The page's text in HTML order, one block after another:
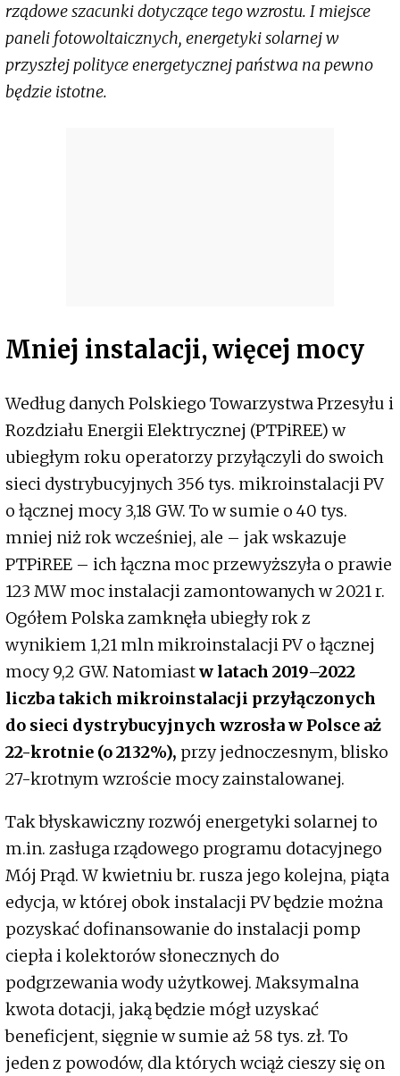
rządowe szacunki dotyczące tego wzrostu. I miejsce
paneli fotowoltaicznych, energetyki solarnej w
przyszłej polityce energetycznej państwa na pewno
będzie istotne.
Mniej instalacji, więcej mocy
Według danych Polskiego Towarzystwa Przesyłu i
Rozdziału Energii Elektrycznej (PTPiREE) w
ubiegłym roku operatorzy przyłączyli do swoich
sieci dystrybucyjnych 356 tys. mikroinstalacji PV
o łącznej mocy 3,18 GW. To w sumie o 40 tys.
mniej niż rok wcześniej, ale – jak wskazuje
PTPiREE – ich łączna moc przewyższyła o prawie
123 MW moc instalacji zamontowanych w 2021 r.
Ogółem Polska zamknęła ubiegły rok z
wynikiem 1,21 mln mikroinstalacji PV o łącznej
mocy 9,2 GW. Natomiastw latach 2019–2022
liczba takich mikroinstalacji przyłączonych
do sieci dystrybucyjnych wzrosła w Polsce aż
22-krotnie (o 2132%), przy jednoczesnym, blisko
27-krotnym wzroście mocy zainstalowanej.
Tak błyskawiczny rozwój energetyki solarnej to
m.in. zasługa rządowego programu dotacyjnego
Mój Prąd. W kwietniu br. rusza jego kolejna, piąta
edycja, w której obok instalacji PV będzie można
pozyskać dofinansowanie do instalacji pomp
ciepła i kolektorów słonecznych do
podgrzewania wody użytkowej. Maksymalna
kwota dotacji, jaką będzie mógł uzyskać
beneficjent, sięgnie w sumie aż 58 tys. zł. To
jeden z powodów, dla których wciąż cieszy się on